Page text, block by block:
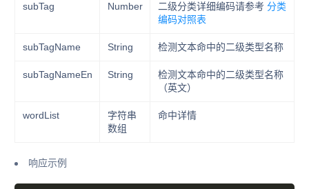
subTag Number 二级分类详细编码请参考 分类
编码对照表
subTagName String 检测文本命中的二级类型名称
subTagNameEn String
检测文本命中的二级类型名称
（英文）
wordList
字符串
数组
命中详情
响应示例